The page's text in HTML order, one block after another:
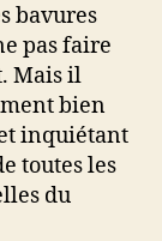
bavures
pas faire
Mais il
bien
et inquiétant
toutes les
du